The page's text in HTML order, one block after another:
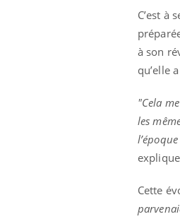
C’est à
à son
qu’elle
"Cela
les
Cette
Eczéma
expliquer ma
d'autres non !
questions sur la